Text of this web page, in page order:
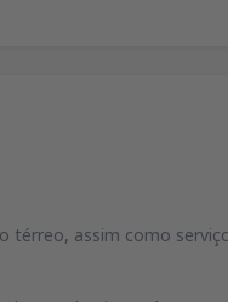
assim como